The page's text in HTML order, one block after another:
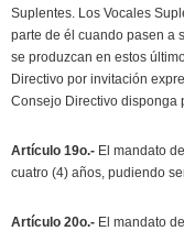
Suplentes. Los Vocales
parte de él cuando pasen a
se produzcan en estos
Directivo por invitación
Consejo Directivo disponga
Artículo 19o.- El mandato
cuatro (4) años, pudiendo
Artículo 20o.- El mandato